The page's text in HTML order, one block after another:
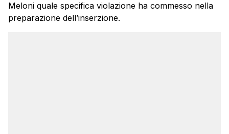
Meloni quale specifica violazione ha commesso nella
preparazione dell’inserzione.